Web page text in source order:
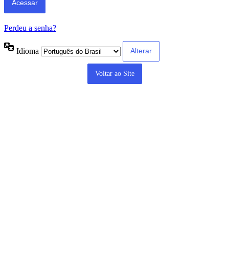
Perdeu a senha?
Idioma
Voltar ao Site